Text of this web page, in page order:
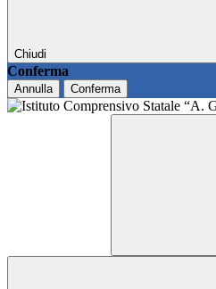
Chiudi
Conferma
Annulla Conferma